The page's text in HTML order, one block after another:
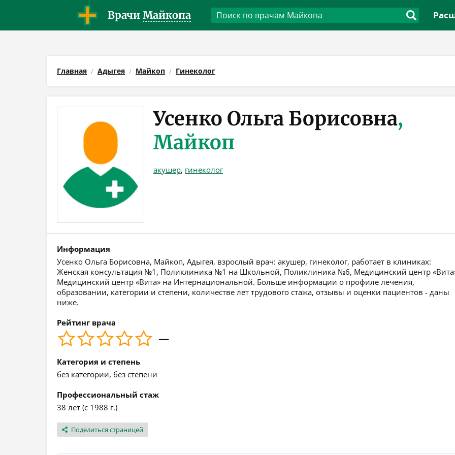
Врачи Майкопа
Главная Адыгея Майкоп Гинеколог
Усенко Ольга Борисовна,
Майкоп
акушер, гинеколог
Информация
Усенко Ольга Борисовна, Майкоп, Адыгея, взрослый врач: акушер, гинеколог, работает в клиниках:
Женская консультация №1, Поликлиника №1 на Школьной, Поликлиника №6, Медицинский центр
Медицинский центр «Вита» на Интернациональной. Больше информации о профиле лечения,
образовании, категории и степени, количестве лет трудового стажа, отзывы и оценки пациентов - даны
ниже.
Рейтинг врача
—
Категория и степень
без категории, без степени
Профессиональный стаж
38 лет (с 1988 г.)
Поделиться страницей